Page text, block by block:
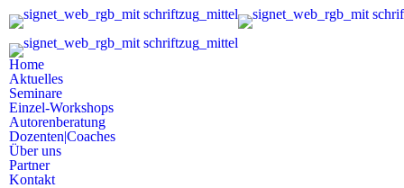
Home
Aktuelles
Seminare
Einzel-Workshops
Autorenberatung
Dozenten|Coaches
Über uns
Partner
Kontakt